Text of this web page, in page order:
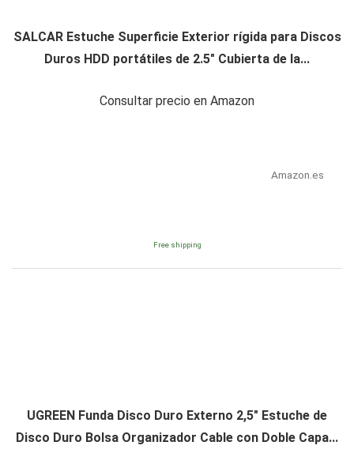
SALCAR Estuche Superficie Exterior rígida para Discos
Duros HDD portátiles de 2.5" Cubierta de la...
Consultar precio en Amazon
Amazon.es
Free shipping
UGREEN Funda Disco Duro Externo 2,5" Estuche de
Disco Duro Bolsa Organizador Cable con Doble Capa...